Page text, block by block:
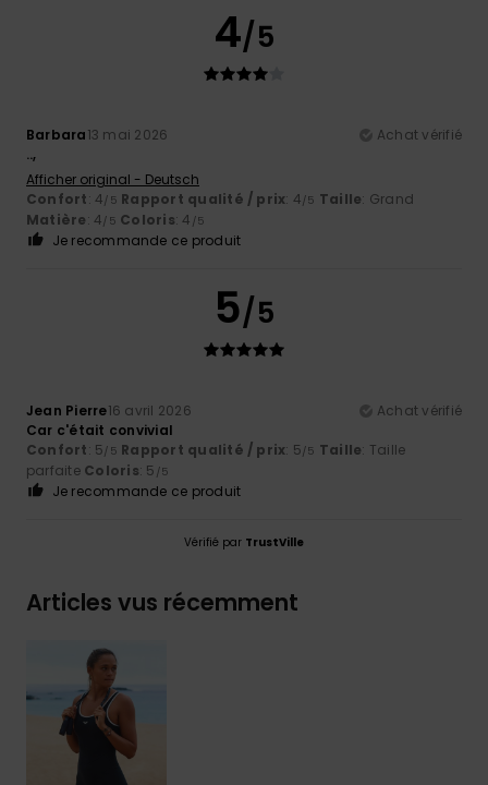
4/5
Barbara13 mai 2026
Achat vérifié
..,
Afficher original - Deutsch
Confort: 4/5 Rapport qualité / prix: 4/5 Taille: Grand
Matière: 4/5 Coloris: 4 /5
Je recommande ce produit
5/5
Jean Pierre16 avril 2026
Achat vérifié
Car c'était convivial
Confort: 5/5 Rapport qualité / prix: 5/5 Taille: Taille
parfaite Coloris: 5 /5
Je recommande ce produit
Vérifié par TrustVille
Articles vus récemment